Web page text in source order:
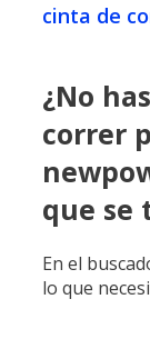
cinta de
¿No
correr
que se
En el
lo que